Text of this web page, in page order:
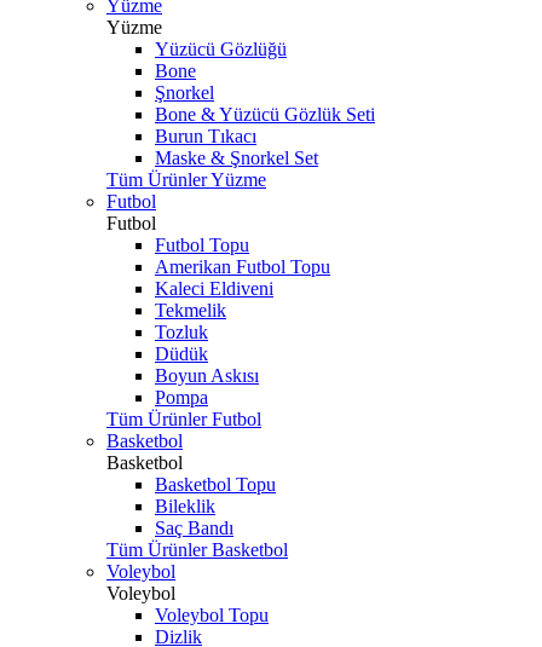
Yüzme
Yüzme
Yüzücü Gözlüğü
Bone
Şnorkel
Bone & Yüzücü Gözlük Seti
Burun Tıkacı
Maske & Şnorkel Set
Tüm Ürünler Yüzme
Futbol
Futbol
Futbol Topu
Amerikan Futbol Topu
Kaleci Eldiveni
Tekmelik
Tozluk
Düdük
Boyun Askısı
Pompa
Tüm Ürünler Futbol
Basketbol
Basketbol
Basketbol Topu
Bileklik
Saç Bandı
Tüm Ürünler Basketbol
Voleybol
Voleybol
Voleybol Topu
Dizlik